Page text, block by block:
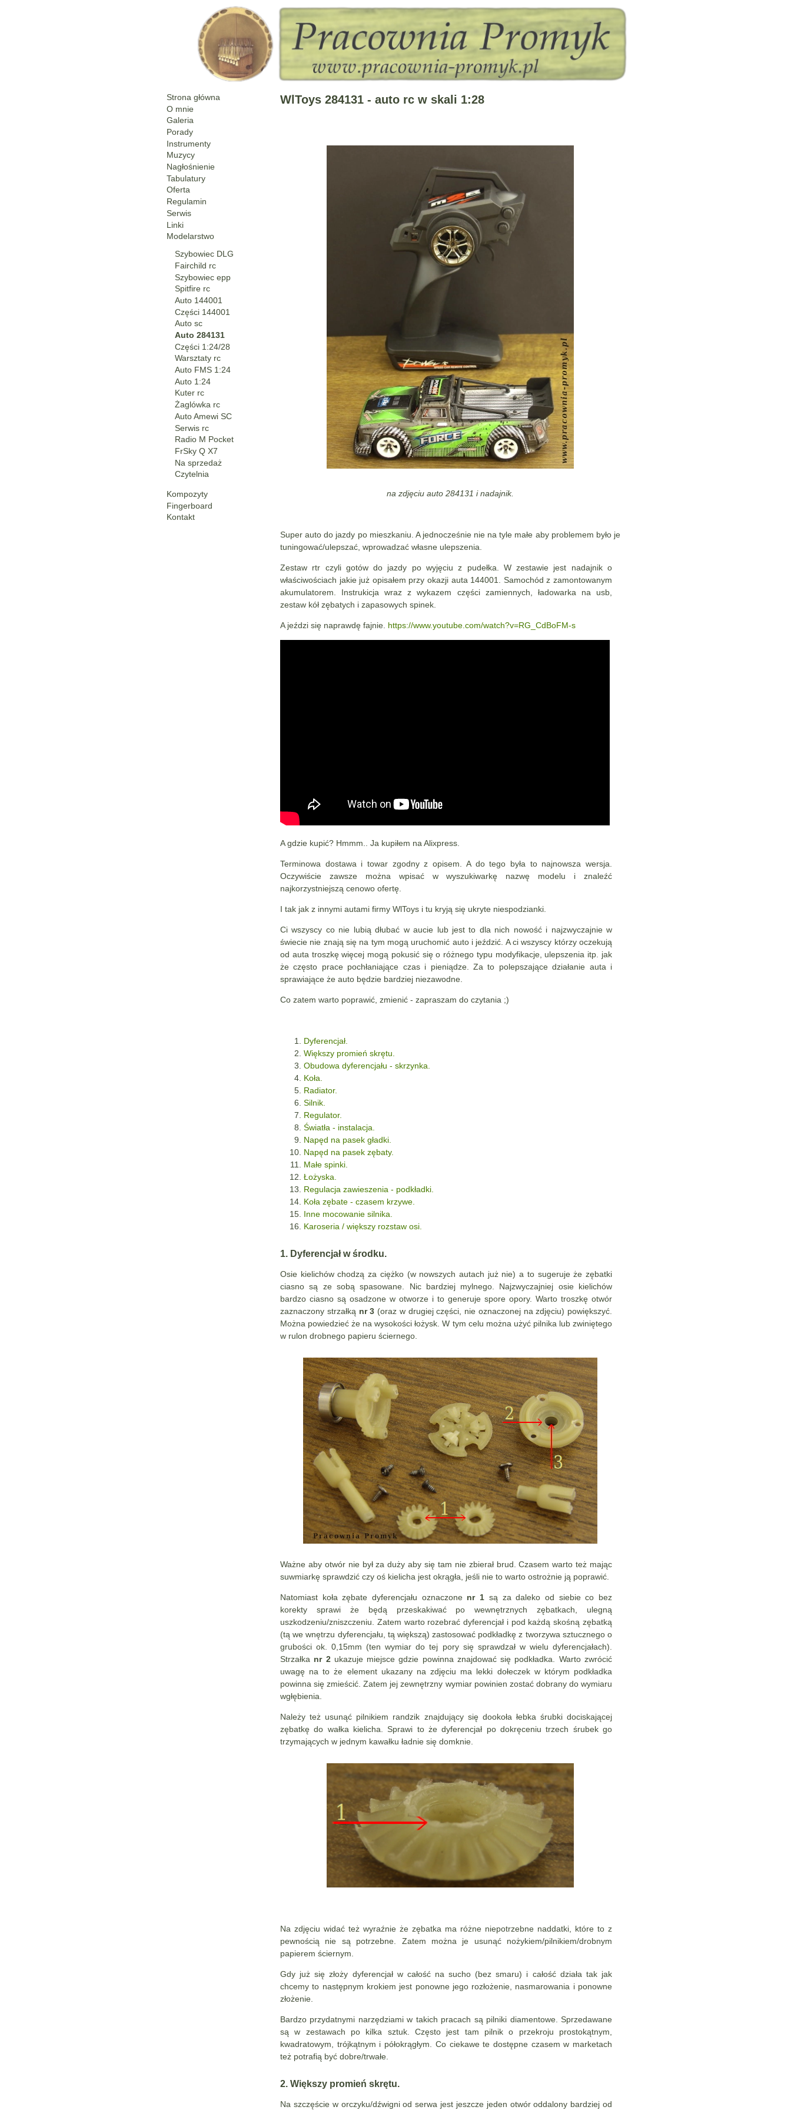
Strona główna
O mnie
Galeria
Porady
Instrumenty
Muzycy
Nagłośnienie
Tabulatury
Oferta
Regulamin
Serwis
Linki
Modelarstwo
Szybowiec DLG
Fairchild rc
Szybowiec epp
Spitfire rc
Auto 144001
Części 144001
Auto sc
Auto 284131
Części 1:24/28
Warsztaty rc
Auto FMS 1:24
Auto 1:24
Kuter rc
Żaglówka rc
Auto Amewi SC
Serwis rc
Radio M Pocket
FrSky Q X7
Na sprzedaż
Czytelnia
Kompozyty
Fingerboard
Kontakt
WlToys 284131 - auto rc w skali 1:28
na zdjęciu auto 284131 i nadajnik.
Super auto do jazdy po mieszkaniu. A jednocześnie nie na tyle małe aby problemem było je
tuningować/ulepszać, wprowadzać własne ulepszenia.
Zestaw rtr czyli gotów do jazdy po wyjęciu z pudełka. W zestawie jest nadajnik o
właściwościach jakie już opisałem przy okazji auta 144001. Samochód z zamontowanym
akumulatorem. Instrukicja wraz z wykazem części zamiennych, ładowarka na usb,
zestaw kół zębatych i zapasowych spinek.
A jeździ się naprawdę fajnie. https://www.youtube.com/watch?v=RG_CdBoFM-s
A gdzie kupić? Hmmm.. Ja kupiłem na Alixpress.
Terminowa dostawa i towar zgodny z opisem. A do tego była to najnowsza wersja.
Oczywiście zawsze można wpisać w wyszukiwarkę nazwę modelu i znaleźć
najkorzystniejszą cenowo ofertę.
I tak jak z innymi autami firmy WlToys i tu kryją się ukryte niespodzianki.
Ci wszyscy co nie lubią dłubać w aucie lub jest to dla nich nowość i najzwyczajnie w
świecie nie znają się na tym mogą uruchomić auto i jeździć. A ci wszyscy którzy oczekują
od auta troszkę więcej mogą pokusić się o różnego typu modyfikacje, ulepszenia itp. jak
że często prace pochłaniające czas i pieniądze. Za to polepszające działanie auta i
sprawiające że auto będzie bardziej niezawodne.
Co zatem warto poprawić, zmienić - zapraszam do czytania ;)
Dyferencjał.
Większy promień skrętu.
Obudowa dyferencjału - skrzynka.
Koła.
Radiator.
Silnik.
Regulator.
Światła - instalacja.
Napęd na pasek gładki.
Napęd na pasek zębaty.
Małe spinki.
Łożyska.
Regulacja zawieszenia - podkładki.
Koła zębate - czasem krzywe.
Inne mocowanie silnika.
Karoseria / większy rozstaw osi.
1. Dyferencjał w środku.
Osie kielichów chodzą za ciężko (w nowszych autach już nie) a to sugeruje że zębatki
ciasno są ze sobą spasowane. Nic bardziej mylnego. Najzwyczajniej osie kielichów
bardzo ciasno są osadzone w otworze i to generuje spore opory. Warto troszkę otwór
zaznaczony strzałką nr 3 (oraz w drugiej części, nie oznaczonej na zdjęciu) powiększyć.
Można powiedzieć że na wysokości łożysk. W tym celu można użyć pilnika lub zwiniętego
w rulon drobnego papieru ściernego.
Ważne aby otwór nie był za duży aby się tam nie zbierał brud. Czasem warto też mając
suwmiarkę sprawdzić czy oś kielicha jest okrągła, jeśli nie to warto ostrożnie ją poprawić.
Natomiast koła zębate dyferencjału oznaczone nr 1 są za daleko od siebie co bez
korekty sprawi że będą przeskakiwać po wewnętrznych zębatkach, ulegną
uszkodzeniu/zniszczeniu. Zatem warto rozebrać dyferencjał i pod każdą skośną zębatką
(tą we wnętrzu dyferencjału, tą większą) zastosować podkładkę z tworzywa sztucznego o
grubości ok. 0,15mm (ten wymiar do tej pory się sprawdzał w wielu dyferencjałach).
Strzałka nr 2ukazuje miejsce gdzie powinna znajdować się podkładka. Warto zwrócić
uwagę na to że element ukazany na zdjęciu ma lekki dołeczek w którym podkładka
powinna się zmieścić. Zatem jej zewnętrzny wymiar powinien zostać dobrany do wymiaru
wgłębienia.
Należy też usunąć pilnikiem randzik znajdujący się dookoła łebka śrubki dociskającej
zębatkę do wałka kielicha. Sprawi to że dyferencjał po dokręceniu trzech śrubek go
trzymających w jednym kawałku ładnie się domknie.
Na zdjęciu widać też wyraźnie że zębatka ma różne niepotrzebne naddatki, które to z
pewnością nie są potrzebne. Zatem można je usunąć nożykiem/pilnikiem/drobnym
papierem ściernym.
Gdy już się złoży dyferencjał w całość na sucho (bez smaru) i całość działa tak jak
chcemy to następnym krokiem jest ponowne jego rozłożenie, nasmarowania i ponowne
złożenie.
Bardzo przydatnymi narzędziami w takich pracach są pilniki diamentowe. Sprzedawane
są w zestawach po kilka sztuk. Często jest tam pilnik o przekroju prostokątnym,
kwadratowym, trójkątnym i półokrągłym. Co ciekawe te dostępne czasem w marketach
też potrafią być dobre/trwałe.
2. Większy promień skrętu.
Na szczęście w orczyku/dźwigni od serwa jest jeszcze jeden otwór oddalony bardziej od